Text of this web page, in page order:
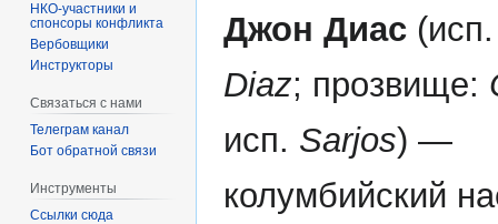
Джон Диас
Diaz; прозвище:
исп. Sarjos) —
колумбийский
спонсоры конфликта
‏‎Вербовщики
Инструкторы
Связаться с нами
Телеграм канал
Бот обратной связи
Инструменты
Ссылки сюда